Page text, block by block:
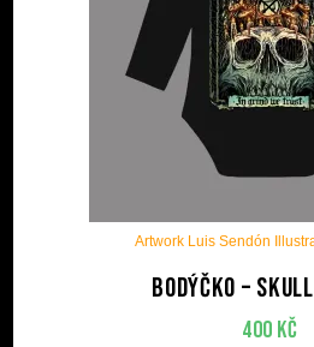
Artwork Luis Sendón
Bodýčko –
400 Kč